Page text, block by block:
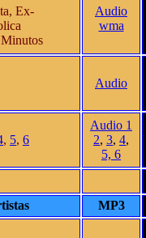
Ex-
Audio
wma
Audio
, 5, 6
Audio 1
2, 3, 4,
5, 6
MP3